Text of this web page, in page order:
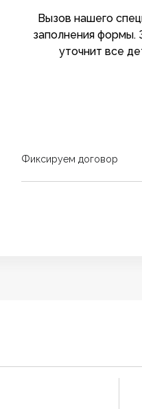
Вызов нашего
заполнения формы.
уточнит все
Фиксируем договор